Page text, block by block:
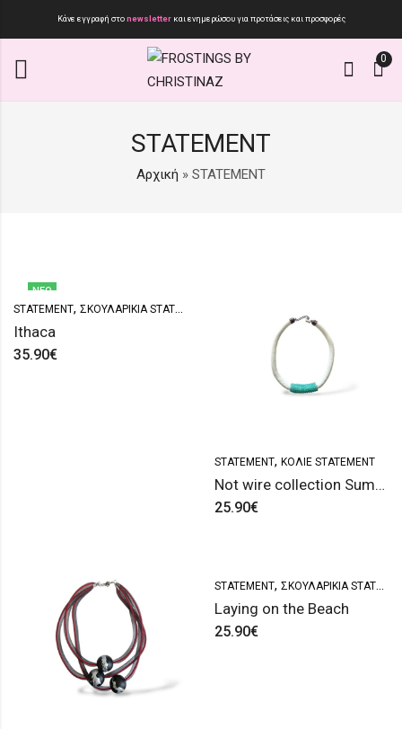
Κάνε εγγραφή στοnewsletter και ενημερώσου για προτάσεις και προσφορές
0
STATEMENT
Αρχική » STATEMENT
ΝΈΟ
STATEMENT, ΣΚΟΥΛΑΡΊΚΙΑ STATEMENT
Ithaca
35.90€
STATEMENT, ΚΟΛΙΈ STATEMENT
Not wire collection Summer edition
25.90€
STATEMENT, ΣΚΟΥΛΑΡΊΚΙΑ STATEMENT
Laying on the Beach
25.90€